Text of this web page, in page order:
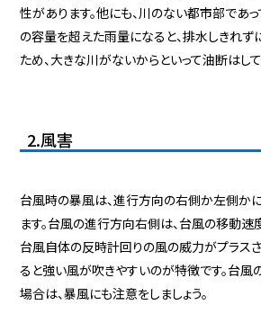
性があります。他にも、川のない都市部であ
の容量を超えた雨量になると、排水しきれず
ため、大きな川がないからといって油断はし
2.風害
台風時の暴風は、進行方向の右側か左側かに
ます。台風の進行方向右側は、台風の移動速
台風自体の反時計回りの風の威力がプラス
ると強い風が吹きやすいのが特徴です。台
場合は、暴風にも注意をしましょう。